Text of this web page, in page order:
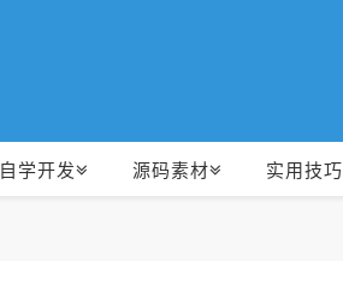
自学开发 源码素材 实用技巧